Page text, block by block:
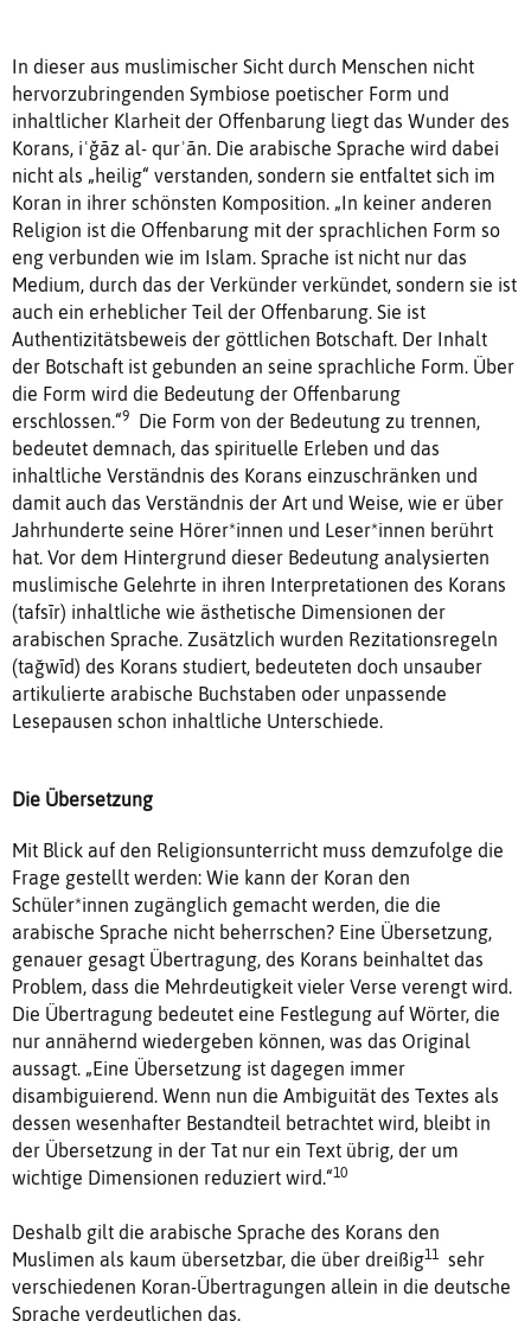
In dieser aus muslimischer Sicht durch Menschen nicht
hervorzubringenden Symbiose poetischer Form und
inhaltlicher Klarheit der Offenbarung liegt das Wunder des
Korans, iʿǧāz al- qurʾān. Die arabische Sprache wird dabei
nicht als „heilig“ verstanden, sondern sie entfaltet sich im
Koran in ihrer schönsten Komposition. „In keiner anderen
Religion ist die Offenbarung mit der sprachlichen Form so
eng verbunden wie im Islam. Sprache ist nicht nur das
Medium, durch das der Verkünder verkündet, sondern sie ist
auch ein erheblicher Teil der Offenbarung. Sie ist
Authentizitätsbeweis der göttlichen Botschaft. Der Inhalt
der Botschaft ist gebunden an seine sprachliche Form. Über
die Form wird die Bedeutung der Offenbarung
erschlossen.“9
Die Form von der Bedeutung zu trennen,
bedeutet demnach, das spirituelle Erleben und das
inhaltliche Verständnis des Korans einzuschränken und
damit auch das Verständnis der Art und Weise, wie er über
Jahrhunderte seine Hörer*innen und Leser*innen berührt
hat. Vor dem Hintergrund dieser Bedeutung analysierten
muslimische Gelehrte in ihren Interpretationen des Korans
(tafsīr) inhaltliche wie ästhetische Dimensionen der
arabischen Sprache. Zusätzlich wurden Rezitationsregeln
(tağwīd) des Korans studiert, bedeuteten doch unsauber
artikulierte arabische Buchstaben oder unpassende
Lesepausen schon inhaltliche Unterschiede.
Die Übersetzung
Mit Blick auf den Religionsunterricht muss demzufolge die
Frage gestellt werden: Wie kann der Koran den
Schüler*innen zugänglich gemacht werden, die die
arabische Sprache nicht beherrschen? Eine Übersetzung,
genauer gesagt Übertragung, des Korans beinhaltet das
Problem, dass die Mehrdeutigkeit vieler Verse verengt wird.
Die Übertragung bedeutet eine Festlegung auf Wörter, die
nur annähernd wiedergeben können, was das Original
aussagt. „Eine Übersetzung ist dagegen immer
disambiguierend. Wenn nun die Ambiguität des Textes als
dessen wesenhafter Bestandteil betrachtet wird, bleibt in
der Übersetzung in der Tat nur ein Text übrig, der um
wichtige Dimensionen reduziert wird.“10
Deshalb gilt die arabische Sprache des Korans den
Muslimen als kaum übersetzbar, die über dreißig11 sehr
verschiedenen Koran-Übertragungen allein in die deutsche
Sprache verdeutlichen das.